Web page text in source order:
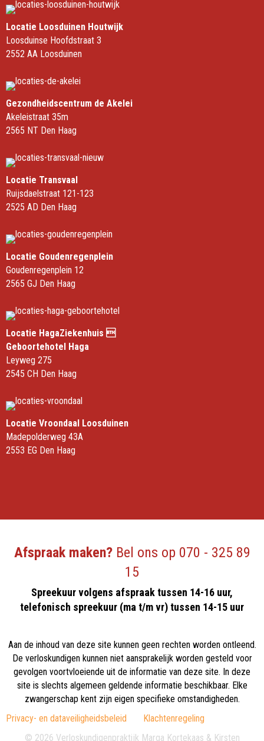
Locatie Loosduinen Houtwijk
Loosduinse Hoofdstraat 3
2552 AA Loosduinen
Gezondheidscentrum de Akelei
Akeleistraat 35m
2565 NT Den Haag
Locatie Transvaal
Ruijsdaelstraat 121-123
2525 AD Den Haag
Locatie Goudenregenplein
Goudenregenplein 12
2565 GJ Den Haag
Locatie HagaZiekenhuis 
Geboortehotel Haga
Leyweg 275
2545 CH Den Haag
Locatie Vroondaal Loosduinen
Madepolderweg 43A
2553 EG Den Haag
Afspraak maken?Bel ons op 070 - 325 89
15
Spreekuur volgens afspraak tussen 14-16 uur,
telefonisch spreekuur (ma t/m vr) tussen 14-15 uur
Aan de inhoud van deze site kunnen geen rechten worden ontleend.
De verloskundigen kunnen niet aansprakelijk worden gesteld voor
gevolgen voortvloeiende uit de informatie van deze site. In deze
site is slechts algemeen geldende informatie beschikbaar. Elke
zwangerschap kent zijn eigen specifieke omstandigheden.
Privacy- en dataveiligheidsbeleid
Klachtenregeling
© 2026 Verloskundigenpraktijk Marga Kortekaas & Kirsten